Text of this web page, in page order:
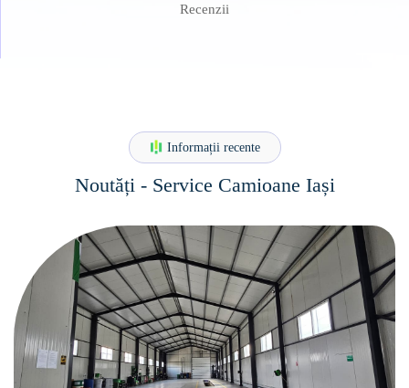
Recenzii
Informații recente
Noutăți - Service Camioane Iași